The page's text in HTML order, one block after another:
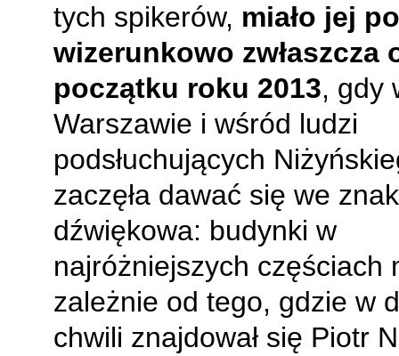
tych spikerów, miało jej
wizerunkowo zwłaszcza
początku roku 2013, gdy
Warszawie i wśród ludzi
podsłuchujących
zaczęła dawać się we
dźwiękowa: budynki w
najróżniejszych częściach
zależnie od tego, gdzie w
chwili znajdował się Piotr